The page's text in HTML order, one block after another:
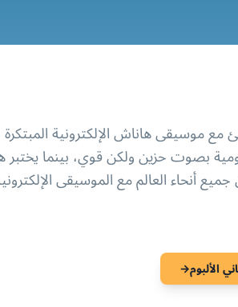
الألبوم→